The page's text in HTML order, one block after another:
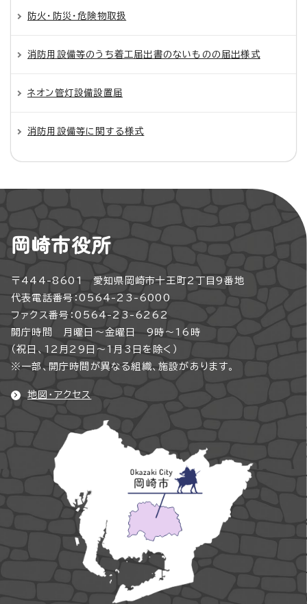
防火・防災・危険物取扱
消防用設備等のうち着工届出書のないものの届出様式
ネオン管灯設備設置届
消防用設備等に関する様式
岡崎市役所
〒444-8601 愛知県岡崎市十王町2丁目9番地
代表電話番号：0564-23-6000
ファクス番号：0564-23-6262
開庁時間 月曜日～金曜日 9時～16時
（祝日、12月29日～1月3日を除く）
※一部、開庁時間が異なる組織、施設があります。
地図・アクセス